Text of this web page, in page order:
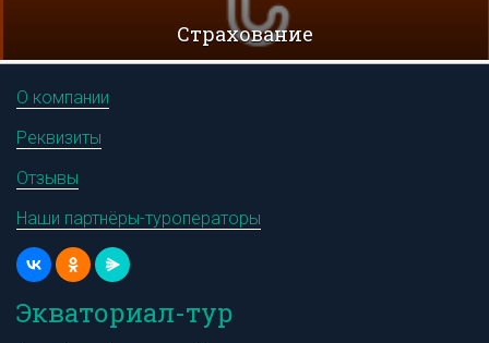
Cтрахование
О компании
Реквизиты
Отзывы
Наши партнёры-туроператоры
Экваториал-тур